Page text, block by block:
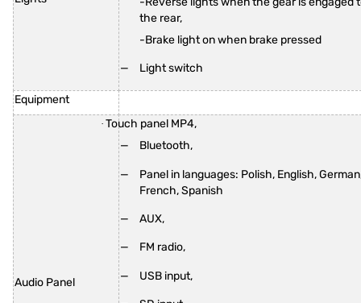
the rear,
-Brake light on when brake pressed
Light switch
Equipment
Audio Panel
· Touch panel MP4,
Bluetooth,
Panel in languages: Polish, English,
French, Spanish
AUX,
FM radio,
USB input,